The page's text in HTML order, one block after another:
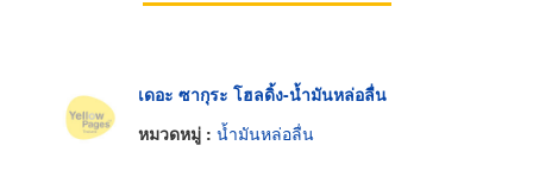
เดอะ ซากุระ โฮลดิ้ง-น้ำมันหล่อลื่น
หมวดหมู่ : น้ำมันหล่อลื่น